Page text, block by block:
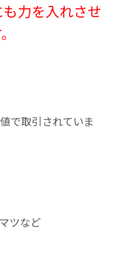
力を入れさせ
で取引されていま
ツなど